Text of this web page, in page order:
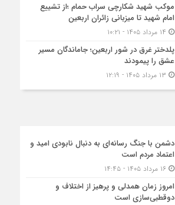
موکب شهید شکارچی سراب حمام ؛از تشییع
امام شهید تا میزبانی زائران اربعین
پلدختر غرق در شور اربعین؛ جاماندگان مسیر
عشق را پیمودند
دشمن با جنگ رسانه‌ای به دنبال نابودی امید و
اعتماد مردم است
۱۶ مرداد ۱۴۰۵ - ۱۴:۴۵
امروز زمان همدلی و پرهیز از اختلاف و
دوقطبی‌سازی است